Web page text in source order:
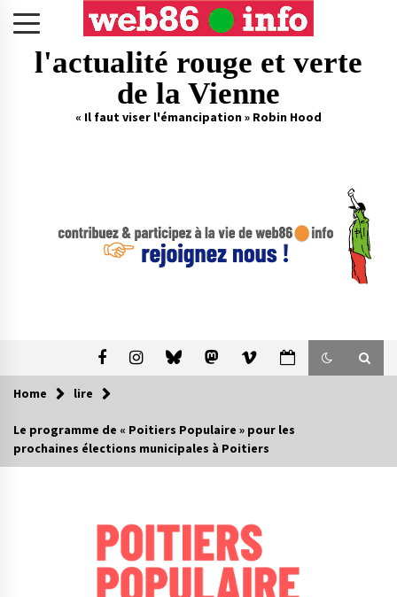
l'actualité rouge et verte
de la Vienne
« Il faut viser l'émancipation » Robin Hood
Home lire
Le programme de « Poitiers Populaire » pour les
prochaines élections municipales à Poitiers